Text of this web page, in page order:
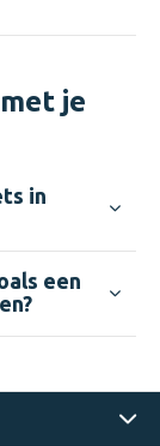
je
in
een